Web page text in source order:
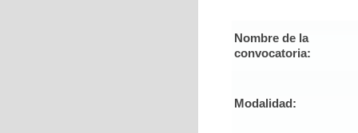
Nombre de la
convocatoria:
Modalidad: